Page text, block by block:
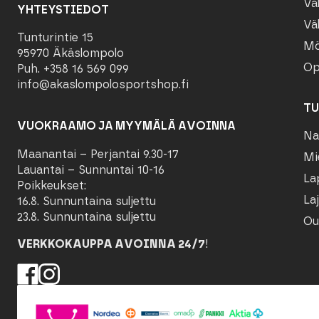
YHTEYSTIEDOT
Tunturintie 15
95970 Äkäslompolo
Puh. +358 16 569 099
info@akaslompolosportshop.fi
VUOKRAAMO JA MYYMÄLÄ AVOINNA
Maanantai – Perjantai 9.30-17
Lauantai – Sunnuntai 10-16
Poikkeukset:
16.8. Sunnuntaina suljettu
23.8. Sunnuntaina suljettu
VERKKOKAUPPA AVOINNA 24/7!